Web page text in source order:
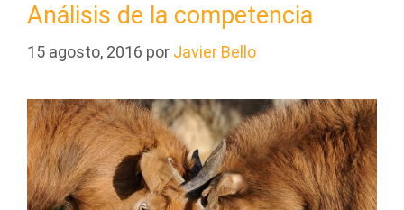
Análisis de la competencia
15 agosto, 2016 por Javier Bello